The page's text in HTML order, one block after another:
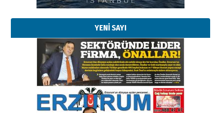
YENİ SAYI
29 Haziran 2026 Pazartesi
Kenan GÜLERCİ
Murat Şahsuvaroğlu ERKON’da
çıtayı yukarı taşırken,
yönetimdekiler aşağı
çekmemeli!
17 Şubat 2026 SalıOrhan BOZKURT
Bir fotoğraf, bir şehir, bir
gazeteci… Dizginler kimin
elinde?